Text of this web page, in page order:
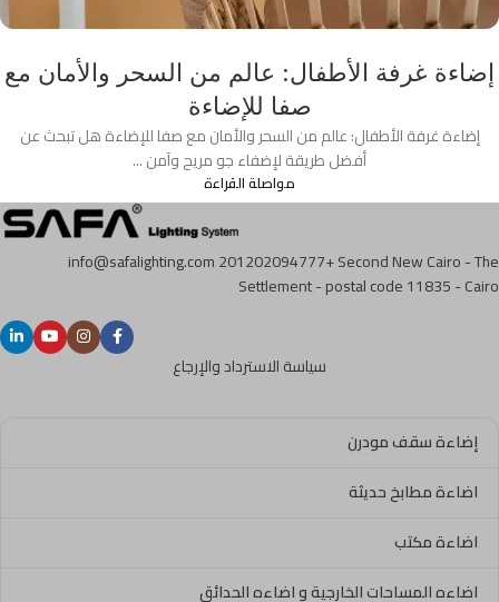
إضاءة غرفة الأطفال: عالم من السحر والأمان مع
صفا للإضاءة
إضاءة غرفة الأطفال: عالم من السحر والأمان مع صفا للإضاءة هل تبحث عن
أفضل طريقة لإضفاء جو مريح وآمن ...
مواصلة القراءة
info@safalighting.com201202094777+Second New Cairo - The
Settlement - postal code 11835 - Cairo
سياسة الاسترداد والإرجاع
إضاءة سقف مودرن
اضاءة مطابخ حديثة
اضاءة مكتب
اضاءه المساحات الخارجية و اضاءه الحدائق